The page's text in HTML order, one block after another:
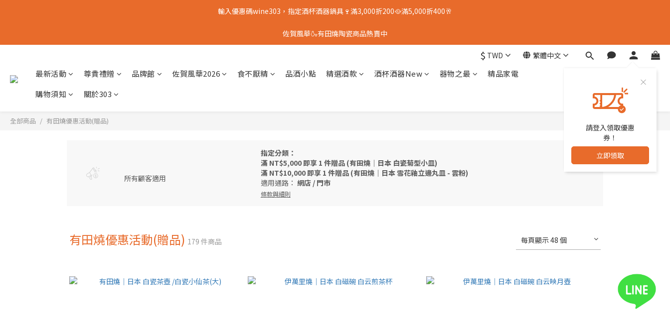
輸入優惠碼wine303，指定酒杯酒器鍋具🍷滿3,000折200🥘滿5,000折400🥂
佐賀風華🍶有田燒陶瓷商品熱賣中
$ TWD 繁體中文
請登入領取優惠
券！
立即領取
最新活動 尊貴禮贈 品牌館 佐賀風華2026 食不厭精 品酒小點 精選酒款 酒杯酒器New 器物之最
精品家電
購物須知
關於303
全部商品 有田燒優惠活動(贈品)
所有顧客適用
指定分類：
滿 NT$5,000 即享 1 件贈品 (有田燒｜日本 白瓷菊型小皿)
滿 NT$10,000 即享 1 件贈品 (有田燒｜日本 雪花釉立邊丸皿 - 雲粉)
適用通路： 網店 / 門市
條款與細則
有田燒優惠活動(贈品) 179 件商品 每頁顯示 48 個